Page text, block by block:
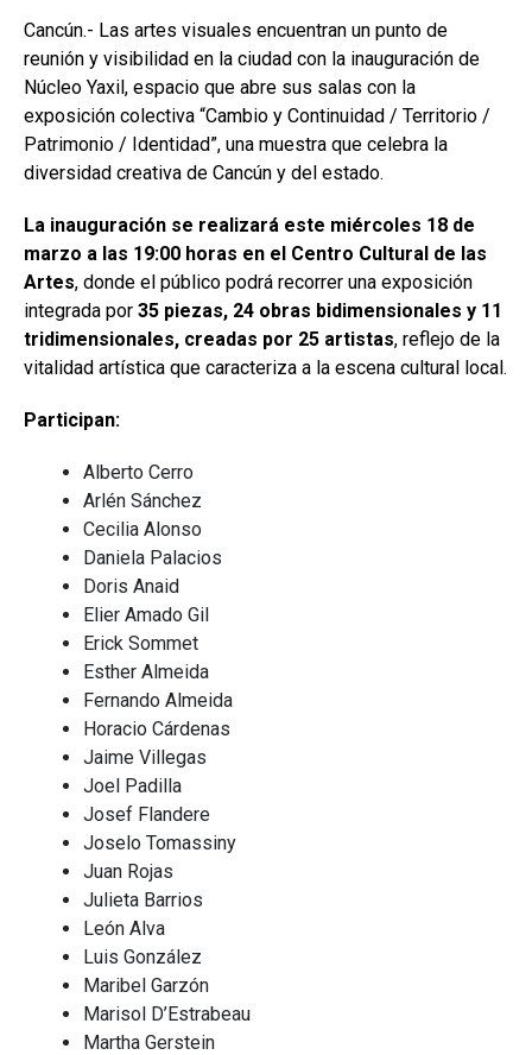
Cancún.- Las artes visuales encuentran un punto de
reunión y visibilidad en la ciudad con la inauguración de
Núcleo Yaxil, espacio que abre sus salas con la
exposición colectiva “Cambio y Continuidad / Territorio /
Patrimonio / Identidad”, una muestra que celebra la
diversidad creativa de Cancún y del estado.
La inauguración se realizará este miércoles 18 de
marzo a las 19:00 horas en el Centro Cultural de las
Artes, donde el público podrá recorrer una exposición
integrada por 35 piezas, 24 obras bidimensionales y 11
tridimensionales, creadas por 25 artistas, reflejo de la
vitalidad artística que caracteriza a la escena cultural local.
Participan:
Alberto Cerro
Arlén Sánchez
Cecilia Alonso
Daniela Palacios
Doris Anaid
Elier Amado Gil
Erick Sommet
Esther Almeida
Fernando Almeida
Horacio Cárdenas
Jaime Villegas
Joel Padilla
Josef Flandere
Joselo Tomassiny
Juan Rojas
Julieta Barrios
León Alva
Luis González
Maribel Garzón
Marisol D’Estrabeau
Martha Gerstein